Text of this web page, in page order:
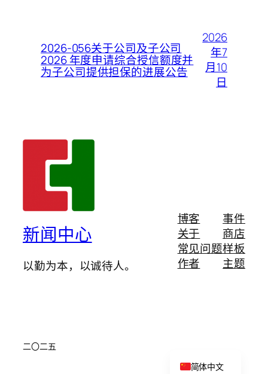
2026-056关于公司及子公司
2026 年度申请综合授信额度并
为子公司提供担保的进展公告
2026
年7
月10
日
新闻中心
以勤为本，以诚待人。
博客
关于
常见问题
作者
事件
商店
样板
主题
二〇二五
简体中文